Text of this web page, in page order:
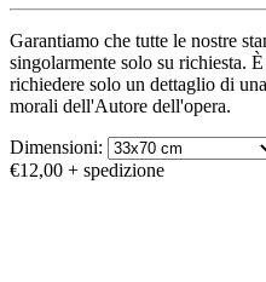
Garantiamo che tutte le nostre
singolarmente solo su richiesta.
richiedere solo un dettaglio di
morali dell'Autore dell'opera.
Dimensioni:
€12,00 + spedizione